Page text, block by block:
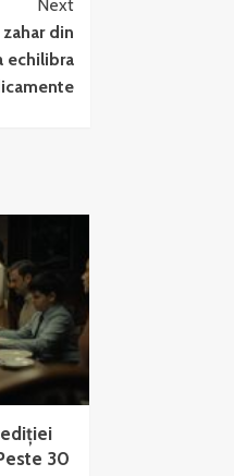
Next
din
echilibra
30